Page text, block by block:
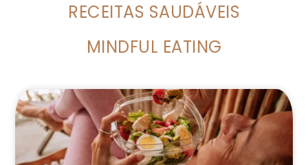
RECEITAS SAUDÁVEIS
MINDFUL EATING